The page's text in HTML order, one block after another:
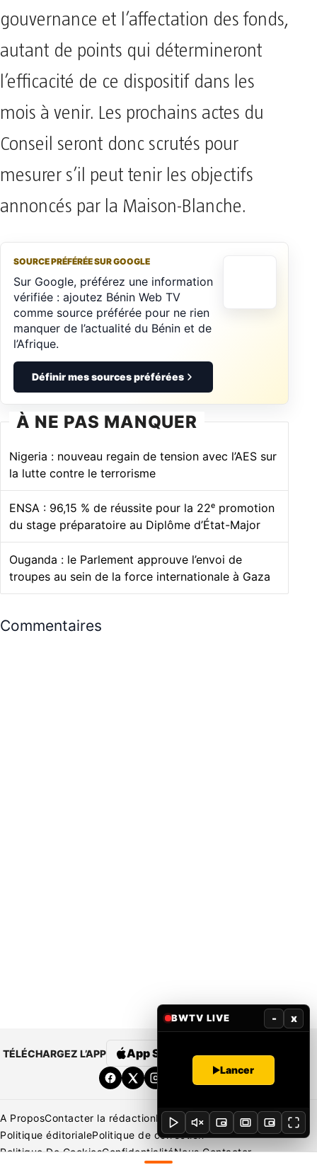
gouvernance et l’affectation des fonds,
autant de points qui détermineront
l’efficacité de ce dispositif dans les
mois à venir. Les prochains actes du
Conseil seront donc scrutés pour
mesurer s’il peut tenir les objectifs
annoncés par la Maison-Blanche.
SOURCE PRÉFÉRÉE SUR GOOGLE
Sur Google, préférez une information
vérifiée : ajoutez Bénin Web TV
comme source préférée pour ne rien
manquer de l’actualité du Bénin et de
l’Afrique.
Définir mes sources préférées
À NE PAS MANQUER
Nigeria : nouveau regain de tension avec l’AES sur
la lutte contre le terrorisme
ENSA : 96,15 % de réussite pour la 22ᵉ promotion
du stage préparatoire au Diplôme d’État-Major
Ouganda : le Parlement approuve l’envoi de
troupes au sein de la force internationale à Gaza
Commentaires
TÉLÉCHARGEZ L’APP App Store Google Play
A ProposContacter la rédactionRédaction Mentions légales
Politique éditorialePolitique de correction
Politique De CookiesConfidentialitéNous Contacter
BWTV LIVE - x
Lancer